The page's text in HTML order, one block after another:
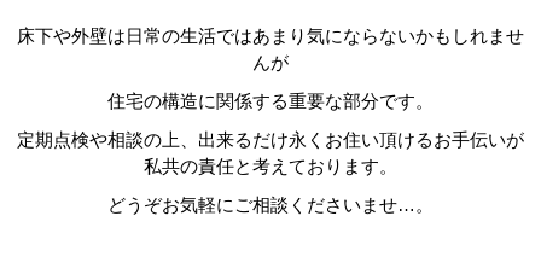
床下や外壁は日常の生活ではあまり気にならないかもしれませ
んが
住宅の構造に関係する重要な部分です。
定期点検や相談の上、出来るだけ永くお住い頂けるお手伝いが
私共の責任と考えております。
どうぞお気軽にご相談くださいませ…。